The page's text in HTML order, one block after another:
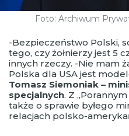
Foto: Archiwum
-Bezpieczeństwo Polski,
tego, czy żołnierzy jest 5
innych rzeczy. -Nie mam
Polska dla USA jest
Tomasz Siemoniak –
specjalnych. Z
także o sprawie byłego
relacjach polsko-